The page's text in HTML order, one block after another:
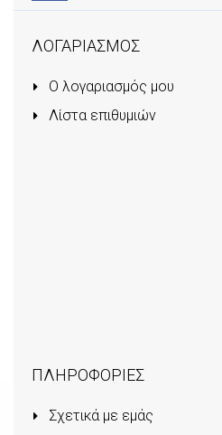
ΛΟΓΑΡΙΑΣΜΟΣ
Ο λογαριασμός μου
Λίστα επιθυμιών
ΠΛΗΡΟΦΟΡΙΕΣ
Σχετικά με εμάς